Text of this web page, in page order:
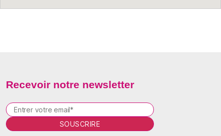
Recevoir notre newsletter